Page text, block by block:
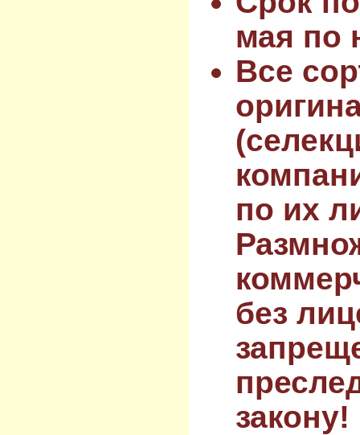
мая по
Все
по их
без
закону!